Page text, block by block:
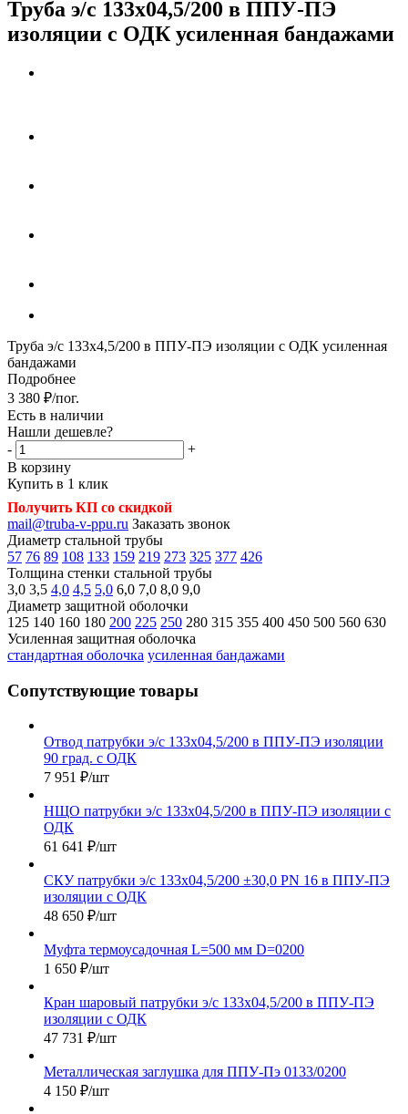
Труба э/с 133х04,5/200 в ППУ-ПЭ
изоляции с ОДК усиленная бандажами
Труба э/с 133х4,5/200 в ППУ-ПЭ изоляции с ОДК усиленная
бандажами
Подробнее
3 380 ₽/пог.
Есть в наличии
Нашли дешевле?
-
+
В корзину
Купить в 1 клик
Получить КП со скидкой
mail@truba-v-ppu.ru Заказать звонок
Диаметр стальной трубы
57 76 89 108 133 159 219 273 325 377 426
Толщина стенки стальной трубы
3,0 3,5 4,0 4,5 5,0 6,0 7,0 8,0 9,0
Диаметр защитной оболочки
125 140 160 180 200 225 250 280 315 355 400 450 500 560 630
Усиленная защитная оболочка
стандартная оболочка усиленная бандажами
Сопутствующие товары
Отвод патрубки э/с 133х04,5/200 в ППУ-ПЭ изоляции
90 град. с ОДК
7 951 ₽/шт
НЩО патрубки э/с 133х04,5/200 в ППУ-ПЭ изоляции с
ОДК
61 641 ₽/шт
СКУ патрубки э/с 133х04,5/200 ±30,0 PN 16 в ППУ-ПЭ
изоляции с ОДК
48 650 ₽/шт
Муфта термоусадочная L=500 мм D=0200
1 650 ₽/шт
Кран шаровый патрубки э/с 133х04,5/200 в ППУ-ПЭ
изоляции с ОДК
47 731 ₽/шт
Металлическая заглушка для ППУ-Пэ 0133/0200
4 150 ₽/шт